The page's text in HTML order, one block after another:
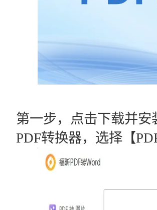
第一步，点击下载并安
PDF转换器，选择【